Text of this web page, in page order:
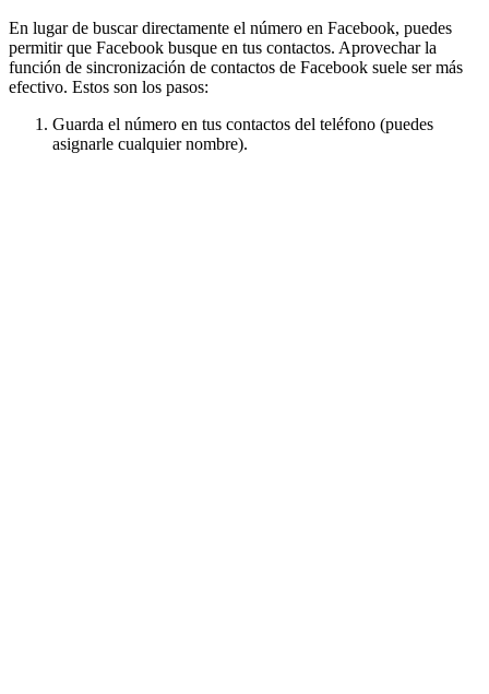
En lugar de buscar directamente el número en Facebook, puedes
permitir que Facebook busque en tus contactos. Aprovechar la
función de sincronización de contactos de Facebook suele ser más
efectivo. Estos son los pasos:
Guarda el número en tus contactos del teléfono (puedes
asignarle cualquier nombre).